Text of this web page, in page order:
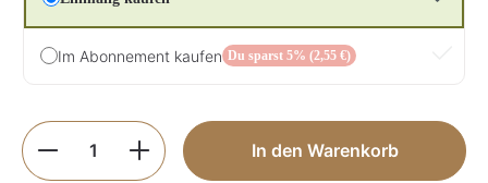
Im Abonnement kaufen Du sparst 5% (2,55 €)
Produkt Anzahl: Gib den gewünschten
In den Warenkorb